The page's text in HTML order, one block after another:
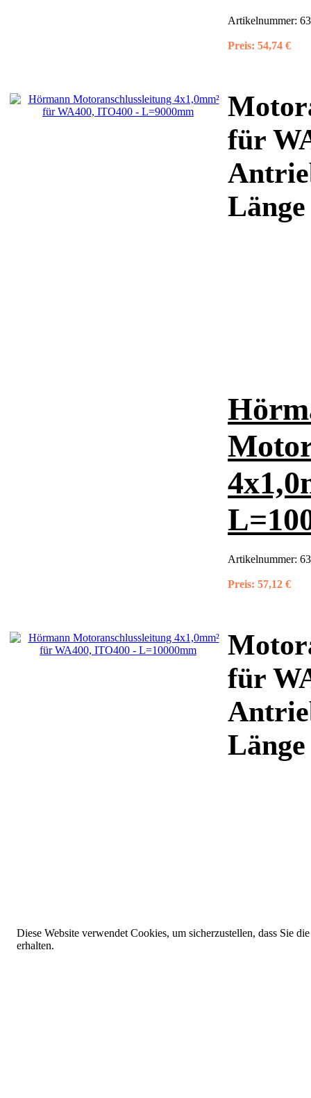
Artikelnummer:
Preis: 54,74 €
für
Artikelnummer:
Preis: 57,12 €
für
Diese Website verwendet Cookies, um sicherzustellen, dass Sie
erhalten.